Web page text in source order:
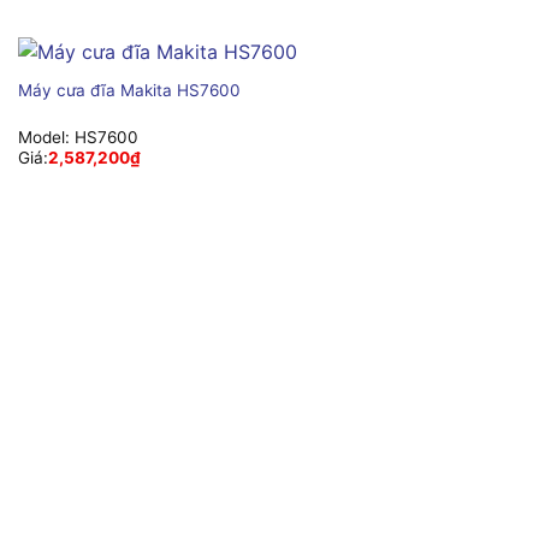
Máy cưa đĩa Makita HS7600
Model: HS7600
Giá:2,587,200₫